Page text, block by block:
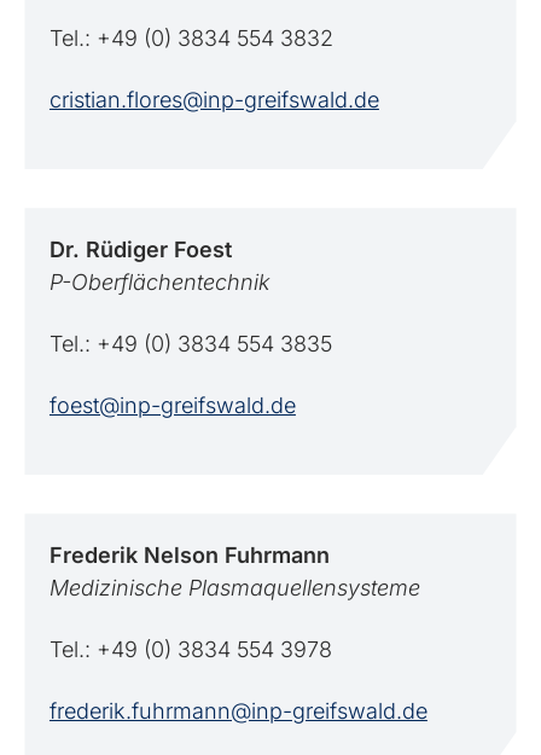
Tel.: +49 (0) 3834 554 3832
cristian.flores@inp-greifswald.de
Dr. Rüdiger Foest
P-Oberflächentechnik
Tel.: +49 (0) 3834 554 3835
foest@inp-greifswald.de
Frederik Nelson Fuhrmann
Medizinische Plasmaquellensysteme
Tel.: +49 (0) 3834 554 3978
frederik.fuhrmann@inp-greifswald.de